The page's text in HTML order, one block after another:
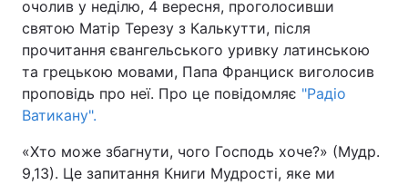
Головна Війна
Економіка Світ
очолив у неділю, 4 вересня, проголосивши
святою Матір Терезу з Калькутти, після
прочитання євангельського уривку латинською
та грецькою мовами, Папа Франциск виголосив
проповідь про неї. Про це повідомляє "Радіо
Ватикану".
«Хто може збагнути, чого Господь хоче?» (Мудр.
9,13). Це запитання Книги Мудрості, яке ми